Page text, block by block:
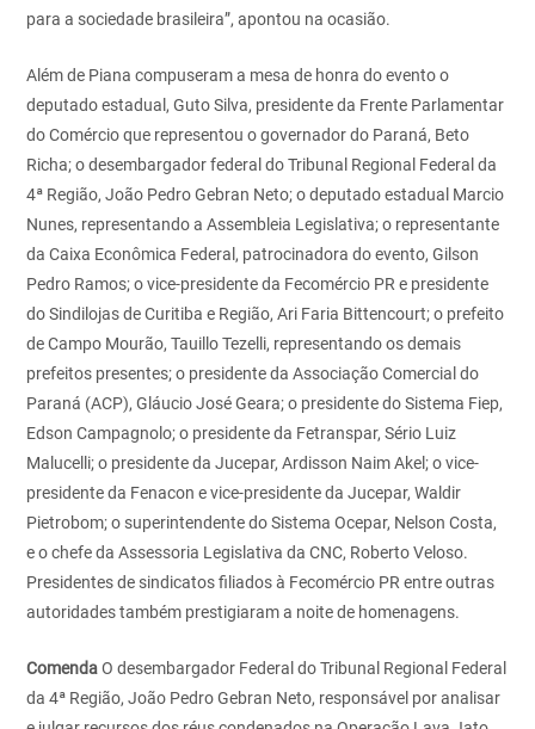
para a sociedade brasileira”, apontou na ocasião.
Além de Piana compuseram a mesa de honra do evento o
deputado estadual, Guto Silva, presidente da Frente Parlamentar
do Comércio que representou o governador do Paraná, Beto
Richa; o desembargador federal do Tribunal Regional Federal da
4ª Região, João Pedro Gebran Neto; o deputado estadual Marcio
Nunes, representando a Assembleia Legislativa; o representante
da Caixa Econômica Federal, patrocinadora do evento, Gilson
Pedro Ramos; o vice-presidente da Fecomércio PR e presidente
do Sindilojas de Curitiba e Região, Ari Faria Bittencourt; o prefeito
de Campo Mourão, Tauillo Tezelli, representando os demais
prefeitos presentes; o presidente da Associação Comercial do
Paraná (ACP), Gláucio José Geara; o presidente do Sistema Fiep,
Edson Campagnolo; o presidente da Fetranspar, Sério Luiz
Malucelli; o presidente da Jucepar, Ardisson Naim Akel;o vice-
presidente da Fenacon e vice-presidente da Jucepar, Waldir
Pietrobom; o superintendente do Sistema Ocepar, Nelson Costa,
e o chefe da Assessoria Legislativa da CNC, Roberto Veloso.
Presidentes de sindicatos filiados à Fecomércio PR entre outras
autoridades também prestigiaram a noite de homenagens.
ComendaO desembargador Federal do Tribunal Regional Federal
da 4ª Região, João Pedro Gebran Neto, responsável por analisar